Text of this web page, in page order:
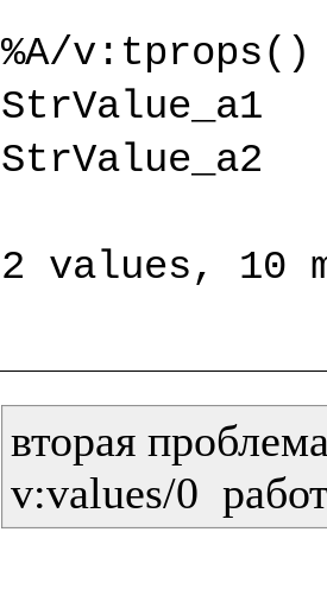
%A/v:tprops()
StrValue_a1
StrValue_a2
вторая
v:values/0